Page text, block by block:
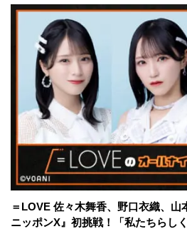
＝LOVE 佐々木舞香、野口衣織、山
ニッポンX』初挑戦！「私たちらし